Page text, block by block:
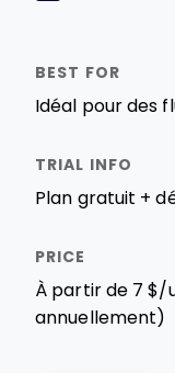
Idéal pour des
Plan gratuit +
À partir de 7
annuellement)